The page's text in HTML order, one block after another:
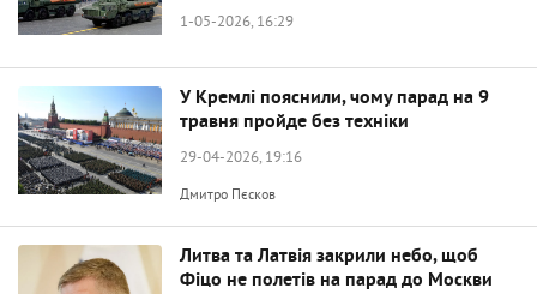
1-05-2026, 16:29
У Кремлі пояснили, чому парад на 9
травня пройде без техніки
29-04-2026, 19:16
Дмитро Пєсков
Литва та Латвія закрили небо, щоб
Фіцо не полетів на парад до Москви